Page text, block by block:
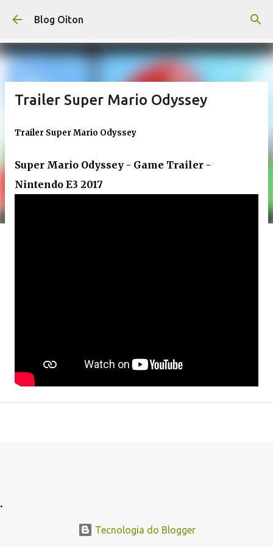
Pular para o conteúdo principal
Blog Oiton
Trailer Super Mario Odyssey
Trailer Super Mario Odyssey
Super Mario Odyssey - Game Trailer -
Nintendo E3 2017
.
Tecnologia do Blogger